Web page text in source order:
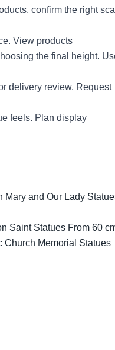
confirm the right
View products
the final height.
delivery review. Request
feels. Plan display
Mary and Our Lady
Saint Statues From 60
Church Memorial Statues